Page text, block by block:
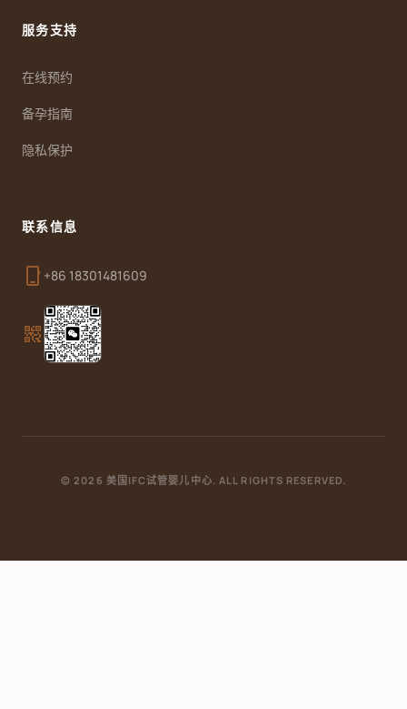
服务支持
在线预约
备孕指南
隐私保护
联系信息
phone_iphone +86 18301481609
qr_code_2
© 2026 美国IFC试管婴儿中心. ALL RIGHTS RESERVED.